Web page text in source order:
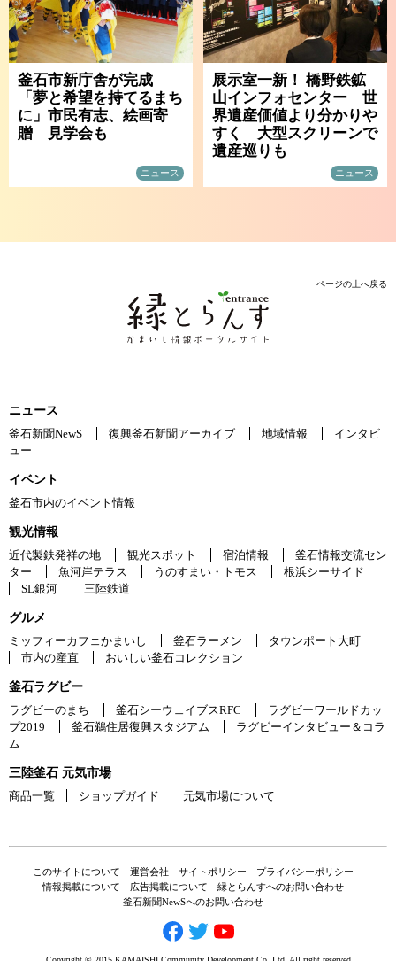
釜石市新庁舎が完成
「夢と希望を持てるまち
に」市民有志、絵画寄
贈 見学会も
ニュース
展示室一新！ 橋野鉄鉱
山インフォセンター 世
界遺産価値より分かりや
すく 大型スクリーンで
遺産巡りも
ニュース
ページの上へ戻る
ニュース
釜石新聞NewS
復興釜石新聞アーカイブ 地域情報
インタビ
ュー
イベント
釜石市内のイベント情報
観光情報
近代製鉄発祥の地
観光スポット 宿泊情報
釜石情報交流セン
ター
魚河岸テラス うのすまい・トモス
根浜シーサイド
SL銀河
三陸鉄道
グルメ
ミッフィーカフェかまいし
釜石ラーメン
タウンポート大町
市内の産直
おいしい釜石コレクション
釜石ラグビー
ラグビーのまち
釜石シーウェイブスRFC
ラグビーワールドカッ
プ2019
釜石鵜住居復興スタジアム
ラグビーインタビュー＆コラ
ム
三陸釜石 元気市場
商品一覧
ショップガイド 元気市場について
このサイトについて 運営会社 サイトポリシー
プライバシーポリシー
情報掲載について
広告掲載について
縁とらんすへのお問い合わせ
釜石新聞NewSへのお問い合わせ